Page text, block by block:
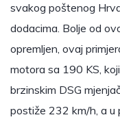
svakog poštenog
dodacima. Bolje od
opremljen, ovaj
motora sa 190 KS,
brzinskim DSG
postiže 232 km/h, a u